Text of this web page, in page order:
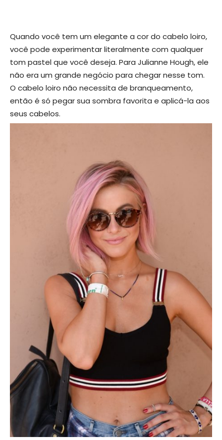
Quando você tem um elegante a cor do cabelo loiro,
você pode experimentar literalmente com qualquer
tom pastel que você deseja. Para Julianne Hough, ele
não era um grande negócio para chegar nesse tom.
O cabelo loiro não necessita de branqueamento,
então é só pegar sua sombra favorita e aplicá-la aos
seus cabelos.